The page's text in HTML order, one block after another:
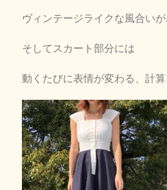
ヴィンテージライクな風合いが
そしてスカート部分には
動くたびに表情が変わる、計算